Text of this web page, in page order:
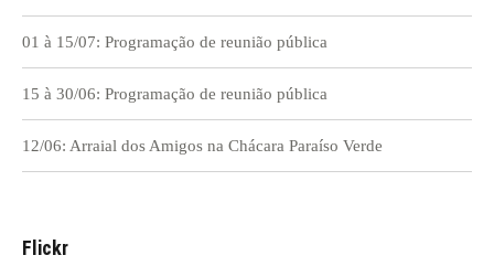
01 à 15/07: Programação de reunião pública
15 à 30/06: Programação de reunião pública
12/06: Arraial dos Amigos na Chácara Paraíso Verde
Flickr